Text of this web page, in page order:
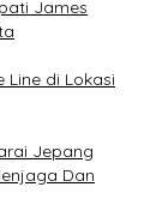
James
Line di Lokasi
Jepang
Dan